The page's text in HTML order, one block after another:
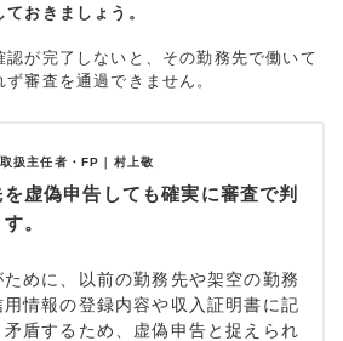
おきましょう。
認が完了しないと、その勤務先で働いて
審査を通過できません。
扱主任者・FP｜ 村上敬
虚偽申告しても確実に審査で判
。
めに、以前の勤務先や架空の勤務
情報の登録内容や収入証明書に記
盾するため、虚偽申告と捉えられ